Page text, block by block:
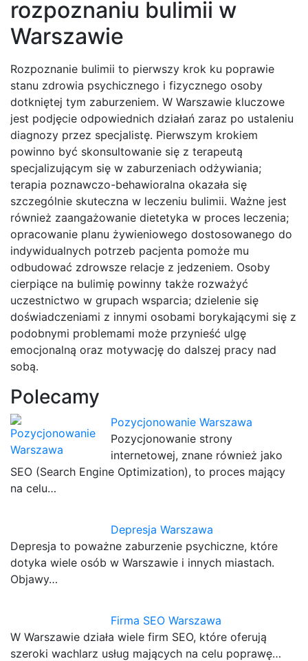
rozpoznaniu bulimii w
Warszawie
Rozpoznanie bulimii to pierwszy krok ku poprawie
stanu zdrowia psychicznego i fizycznego osoby
dotkniętej tym zaburzeniem. W Warszawie kluczowe
jest podjęcie odpowiednich działań zaraz po ustaleniu
diagnozy przez specjalistę. Pierwszym krokiem
powinno być skonsultowanie się z terapeutą
specjalizującym się w zaburzeniach odżywiania;
terapia poznawczo-behawioralna okazała się
szczególnie skuteczna w leczeniu bulimii. Ważne jest
również zaangażowanie dietetyka w proces leczenia;
opracowanie planu żywieniowego dostosowanego do
indywidualnych potrzeb pacjenta pomoże mu
odbudować zdrowsze relacje z jedzeniem. Osoby
cierpiące na bulimię powinny także rozważyć
uczestnictwo w grupach wsparcia; dzielenie się
doświadczeniami z innymi osobami borykającymi się z
podobnymi problemami może przynieść ulgę
emocjonalną oraz motywację do dalszej pracy nad
sobą.
Polecamy
Pozycjonowanie Warszawa
Pozycjonowanie strony
internetowej, znane również jako
SEO (Search Engine Optimization), to proces mający
na celu…
Depresja Warszawa
Depresja to poważne zaburzenie psychiczne, które
dotyka wiele osób w Warszawie i innych miastach.
Objawy…
Firma SEO Warszawa
W Warszawie działa wiele firm SEO, które oferują
szeroki wachlarz usług mających na celu poprawę…